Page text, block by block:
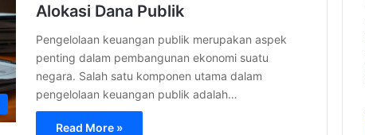
Alokasi Dana Publik
Pengelolaan keuangan publik merupakan aspek
penting dalam pembangunan ekonomi suatu
negara. Salah satu komponen utama dalam
pengelolaan keuangan publik adalah…
Read More »